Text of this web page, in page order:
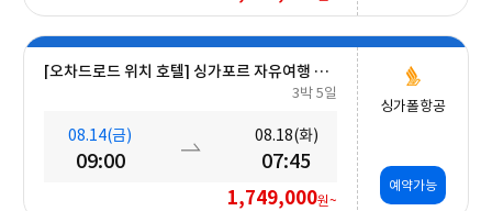
[오차드로드 위치 호텔] 싱가포르 자유여행 5일 #조식포함 #오전출발
3박 5일
08.14(금)
09:00
08.18(화)
07:45
1,749,000원~
싱가폴항공
예약가능